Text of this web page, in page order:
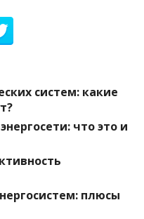
систем: какие
что это и
плюсы